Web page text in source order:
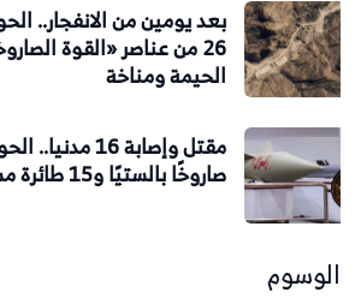
بعد يومين من الانفجار..
26 من عناصر «القوة
الحيمة ومناخة
صاروخًا بالستيًا و15 طائرة مسيرة على مأرب
الوسوم